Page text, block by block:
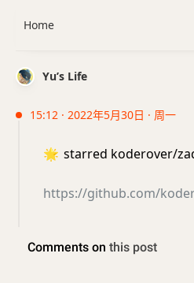
Yu’s Life
15:12 · 2022年5月30日 · 周一
🌟 starred koderover/
https://github.com/
Home